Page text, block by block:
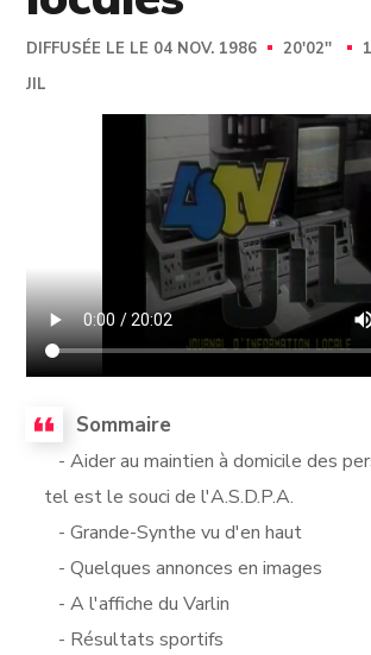
DIFFUSÉE LE LE 04 NOV. 1986 20'02''
JIL
Sommaire
- Aider au maintien à domicile des
tel est le souci de l'A.S.D.P.A.
- Grande-Synthe vu d'en haut
- Quelques annonces en images
- A l'affiche du Varlin
- Résultats sportifs